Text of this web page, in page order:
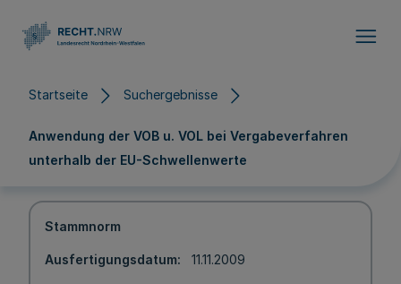
Startseite Suchergebnisse
Anwendung der VOB u. VOL bei Vergabeverfahren
unterhalb der EU-Schwellenwerte
Stammnorm
Ausfertigungsdatum 11.11.2009